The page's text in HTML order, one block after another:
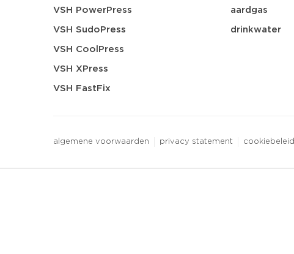
VSH PowerPress
VSH SudoPress
VSH CoolPress
VSH XPress
VSH FastFix
aardgas
drinkwater
algemene voorwaarden privacy statement cookiebeleid